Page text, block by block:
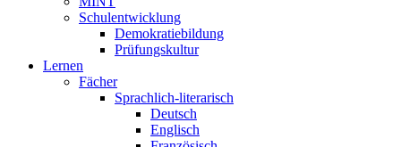
Schulentwicklung
Demokratiebildung
Prüfungskultur
Lernen
Fächer
Sprachlich-literarisch
Deutsch
Englisch